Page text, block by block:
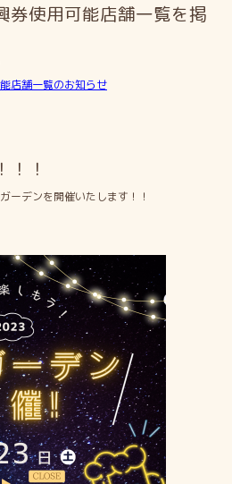
券使用可能店舗一覧を掲
店舗一覧のお知らせ
！
ーデンを開催いたします！！